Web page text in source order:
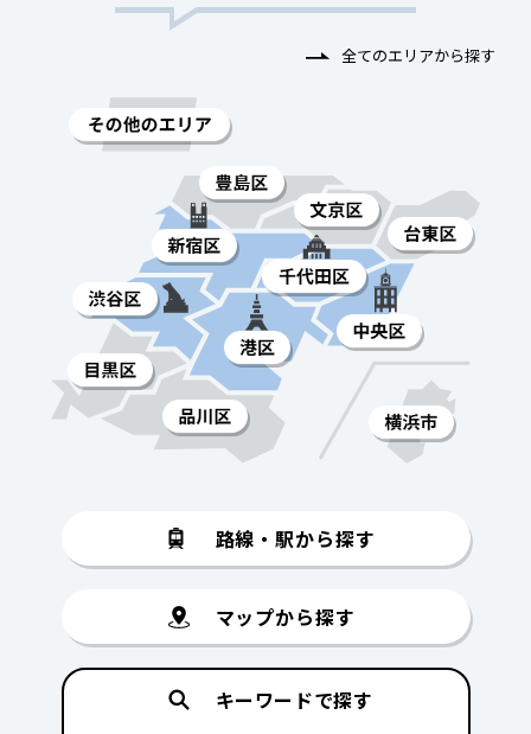
全てのエリアから探す
路線・駅から探す
マップから探す
キーワードで探す